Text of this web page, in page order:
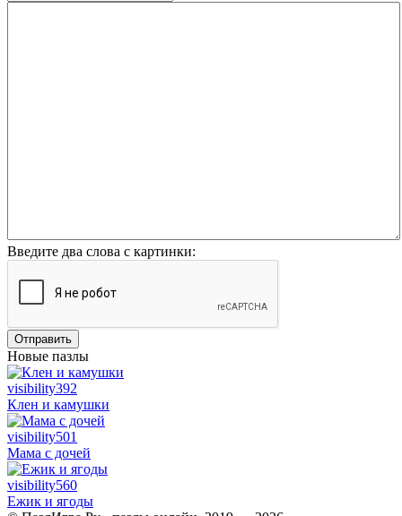
Введите два слова с картинки:
Отправить
Новые пазлы
visibility392
Клен и камушки
visibility501
Мама с дочей
visibility560
Ежик и ягоды